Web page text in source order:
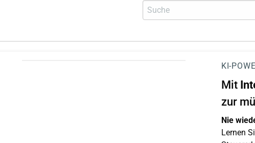
KI-
Mit
zur
Nie
Lernen